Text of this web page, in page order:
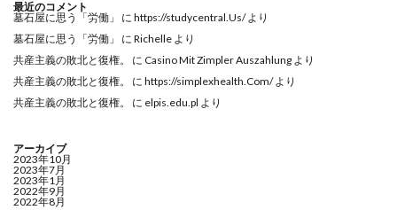
最近のコメント
墓石屋に思う「労働」
に https://studycentral.Us/より
墓石屋に思う「労働」
に Richelle より
共産主義の敗北と復権。
に Casino Mit Zimpler Auszahlung より
共産主義の敗北と復権。
に https://simplexhealth.Com/より
共産主義の敗北と復権。
に elpis.edu.pl より
アーカイブ
2023年10月
2023年7月
2023年1月
2022年9月
2022年8月